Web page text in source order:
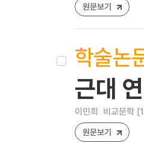
원문보기
학술논
근대
이민희 비교문학
원문보기